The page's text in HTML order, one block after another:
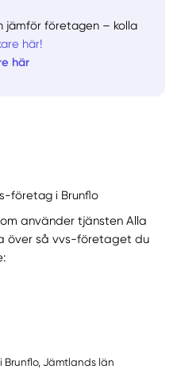
jämför företagen – kolla
här!
här
företag i Brunflo
använder tjänsten Alla
över så vvs-företaget du
Brunflo, Jämtlands län